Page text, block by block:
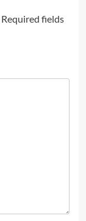
Required fields